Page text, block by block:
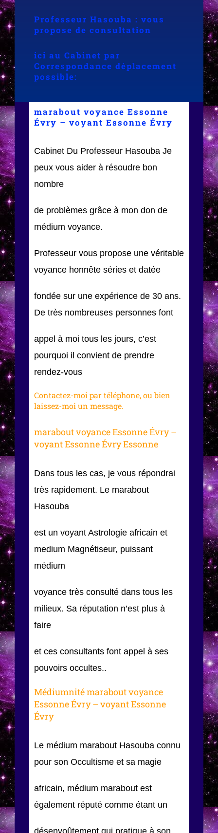
Professeur Hasouba : vous
propose de consultation
ici au Cabinet par
Correspondance déplacement
possible:
marabout voyance Essonne
Évry – voyant Essonne Évry
Cabinet Du Professeur Hasouba Je
peux vous aider à résoudre bon
nombre
de problèmes grâce à mon don de
médium voyance.
Professeur vous propose une véritable
voyance honnête séries et datée
fondée sur une expérience de 30 ans.
De très nombreuses personnes font
appel à moi tous les jours, c’est
pourquoi il convient de prendre
rendez-vous
Contactez-moi par téléphone, ou bien
laissez-moi un message.
marabout voyance Essonne Évry –
voyant Essonne Évry Essonne
Dans tous les cas, je vous répondrai
très rapidement. Le marabout
Hasouba
est un voyant Astrologie africain et
medium Magnétiseur, puissant
médium
voyance très consulté dans tous les
milieux. Sa réputation n’est plus à
faire
et ces consultants font appel à ses
pouvoirs occultes..
Médiumnité marabout voyance
Essonne Évry – voyant Essonne
Évry
Le médium marabout Hasouba connu
pour son Occultisme et sa magie
africain, médium marabout est
également réputé comme étant un